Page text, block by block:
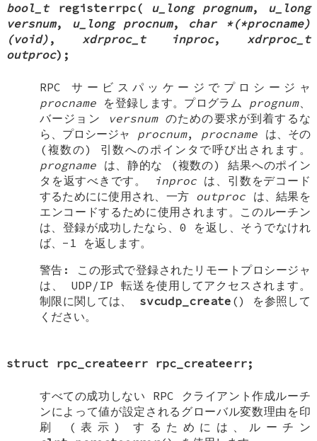
bool_t registerrpc( u_long prognum, u_long
versnum, u_long procnum, char *(*procname)
(void) , xdrproc_t inproc, xdrproc_t
outproc);
RPC サービスパッケージでプロシージャ
procnameを登録します。プログラム prognum、
バージョン
versnumのための要求が到着するな
ら、プロシージャ procnum, procname は、その
(複数の) 引数へのポインタで呼び出されます。
prognameは、静的な (複数の) 結果へのポイン
タを返すべきです。
inprocは、引数をデコード
するためにに使用され、一方 outproc は、結果を
エンコードするために使用されます。このルーチン
は、登録が成功したなら、0 を返し、そうでなけれ
ば、-1 を返します。
警告: この形式で登録されたリモートプロシージャ
は、 UDP/IP 転送を使用してアクセスされます。
制限に関しては、 svcudp_create () を参照して
ください。
struct rpc_createerr rpc_createerr;
すべての成功しない RPC クライアント作成ルーチ
ンによって値が設定されるグローバル変数理由を印
刷 (表示) するためには、ルーチン